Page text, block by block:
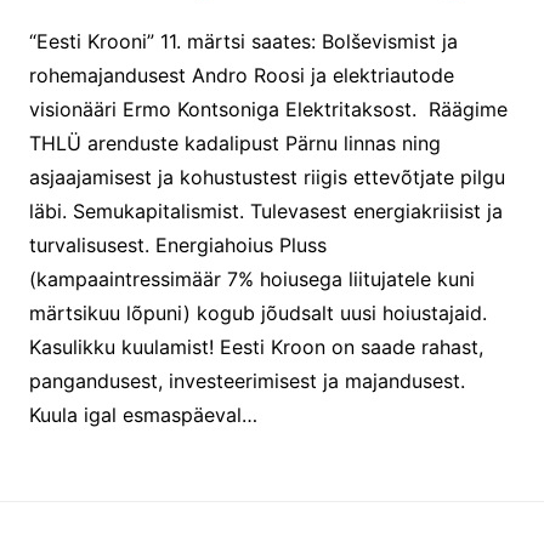
“Eesti Krooni” 11. märtsi saates: Bolševismist ja
rohemajandusest Andro Roosi ja elektriautode
visionääri Ermo Kontsoniga Elektritaksost. Räägime
THLÜ arenduste kadalipust Pärnu linnas ning
asjaajamisest ja kohustustest riigis ettevõtjate pilgu
läbi. Semukapitalismist. Tulevasest energiakriisist ja
turvalisusest. Energiahoius Pluss
(kampaaintressimäär 7% hoiusega liitujatele kuni
märtsikuu lõpuni) kogub jõudsalt uusi hoiustajaid.
Kasulikku kuulamist! Eesti Kroon on saade rahast,
pangandusest, investeerimisest ja majandusest.
Kuula igal esmaspäeval…